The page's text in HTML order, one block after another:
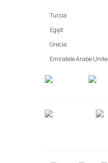
Turcia
Egipt
Grecia
Emiratele Arabe Unite